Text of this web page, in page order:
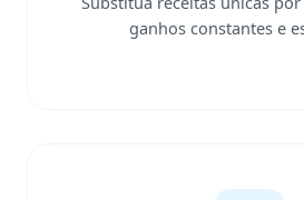
ganhos constantes e